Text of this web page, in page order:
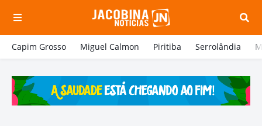
Capim Grosso Miguel Calmon Piritiba Serrolândia